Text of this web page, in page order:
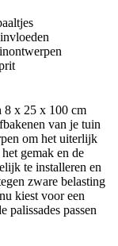
8 x 25 x 100 cm
van je tuin
om het uiterlijk
gemak en de
te installeren en
zware belasting
kiest voor een
palissades passen